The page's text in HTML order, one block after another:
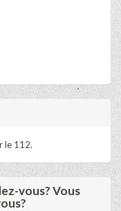
le 112.
vous? Vous